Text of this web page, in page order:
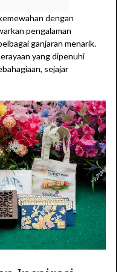
dengan
pengalaman
ganjaran menarik.
yang dipenuhi
sejajar